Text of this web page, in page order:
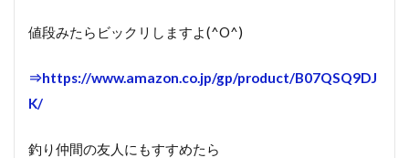
値段みたらビックリしますよ(^O^)
⇒https://www.amazon.co.jp/gp/product/B07QSQ9DJ
K/
釣り仲間の友人にもすすめたら